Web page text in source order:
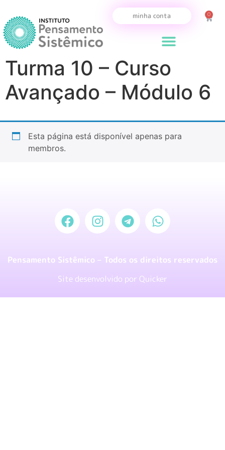
minha conta 0
Turma 10 – Curso
Avançado – Módulo 6
Esta página está disponível apenas para
membros.
Pensamento Sistêmico – Todos os direitos reservados
Site desenvolvido por Quicker